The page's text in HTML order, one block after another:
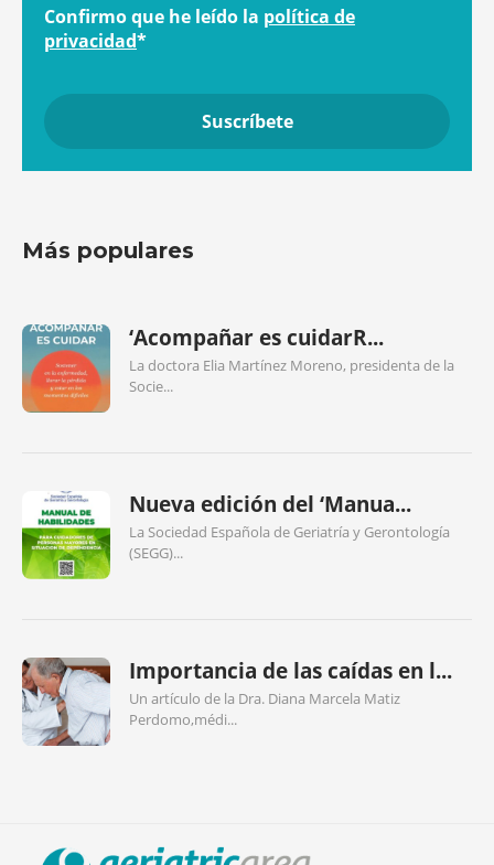
Confirmo que he leído la política de
privacidad*
Más populares
‘Acompañar es cuidarR...
La doctora Elia Martínez Moreno, presidenta de la
Socie...
Nueva edición del ‘Manua...
La Sociedad Española de Geriatría y Gerontología
(SEGG)...
Importancia de las caídas en l...
Un artículo de la Dra. Diana Marcela Matiz
Perdomo,médi...